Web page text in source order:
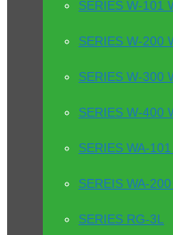
SERIES W-101
SERIES W-200
SERIES W-300
SERIES W-400
SERIES WA-
SEREIS WA-
SERIES RG-3L